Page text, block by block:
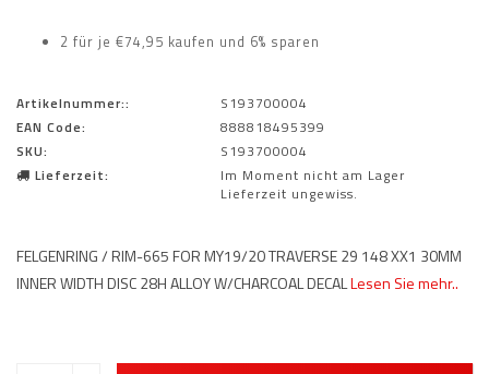
2 für je €74,95 kaufen und 6% sparen
Artikelnummer::
S193700004
EAN Code:
888818495399
SKU:
S193700004
Lieferzeit:
Im Moment nicht am Lager
Lieferzeit ungewiss.
FELGENRING / RIM-665 FOR MY19/20 TRAVERSE 29 148 XX1 30MM
INNER WIDTH DISC 28H ALLOY W/CHARCOAL DECALLesen Sie mehr..